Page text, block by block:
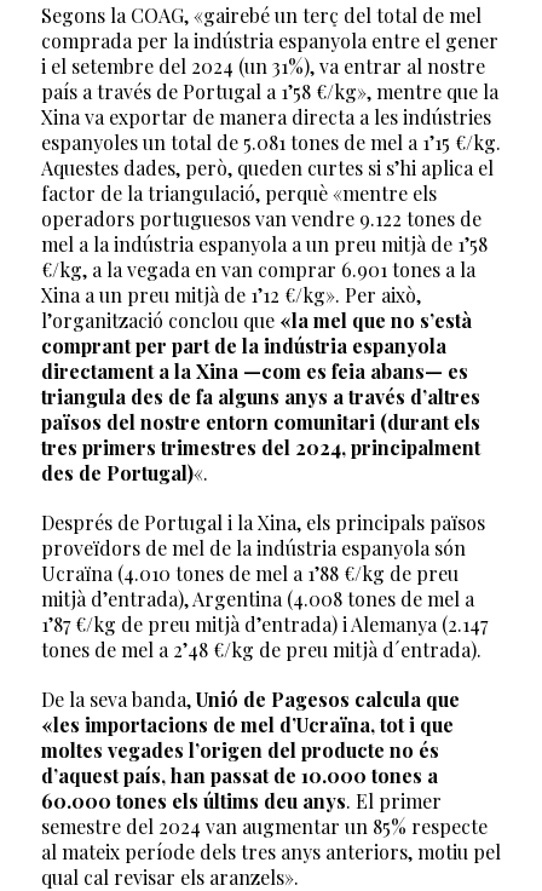
Segons la COAG, «gairebé un terç del total de mel
comprada per la indústria espanyola entre el gener
i el setembre del 2024 (un 31%), va entrar al nostre
país a través de Portugal a 1’58 €/kg», mentre que la
Xina va exportar de manera directa a les indústries
espanyoles un total de 5.081 tones de mel a 1’15 €/kg.
Aquestes dades, però, queden curtes si s’hi aplica el
factor de la triangulació, perquè «mentre els
operadors portuguesos van vendre 9.122 tones de
mel a la indústria espanyola a un preu mitjà de 1’58
€/kg, a la vegada en van comprar 6.901 tones a la
Xina a un preu mitjà de 1’12 €/kg». Per això,
l’organització conclou que «la mel que no s’està
comprant per part de la indústria espanyola
directament a la Xina —com es feia abans— es
triangula des de fa alguns anys a través d’altres
països del nostre entorn comunitari (durant els
tres primers trimestres del 2024, principalment
des de Portugal)«.
Després de Portugal i la Xina, els principals països
proveïdors de mel de la indústria espanyola són
Ucraïna (4.010 tones de mel a 1’88 €/kg de preu
mitjà d’entrada), Argentina (4.008 tones de mel a
1’87 €/kg de preu mitjà d’entrada) i Alemanya (2.147
tones de mel a 2’48 €/kg de preu mitjà d´entrada).
De la seva banda,Unió de Pagesos calcula que
«les importacions de mel d’Ucraïna, tot i que
moltes vegades l’origen del producte no és
d’aquest país, han passat de 10.000 tones a
60.000 tones els últims deu anys. El primer
semestre del 2024 van augmentar un 85% respecte
al mateix període dels tres anys anteriors, motiu pel
qual cal revisar els aranzels».